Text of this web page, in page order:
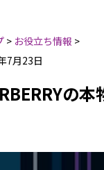
> お役立ち情報 >
7月23日
の